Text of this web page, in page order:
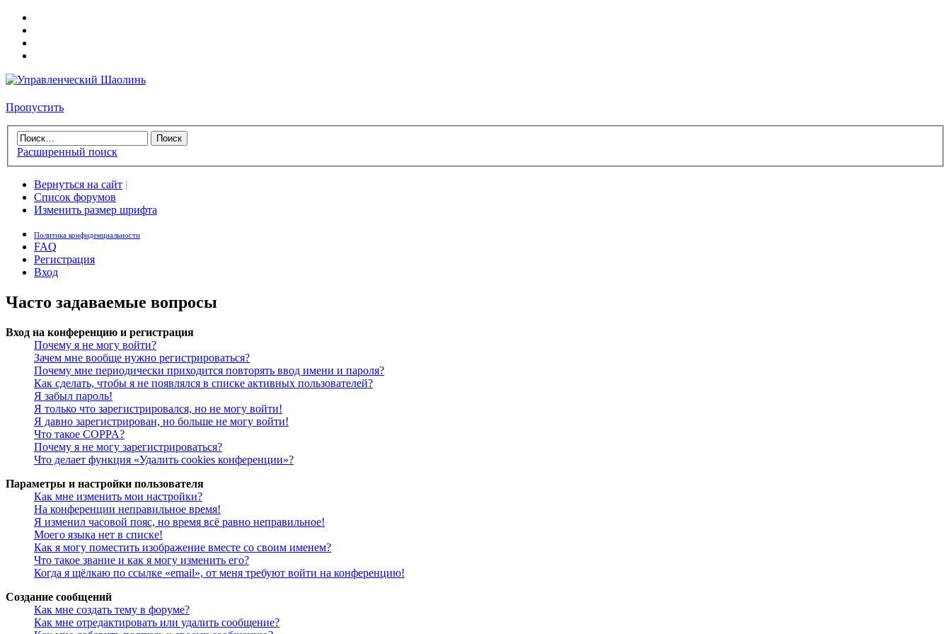
Пропустить
Расширенный поиск
Вернуться на сайт |
Список форумов
Изменить размер шрифта
Политика конфиденциальности
FAQ
Регистрация
Вход
Часто задаваемые вопросы
Вход на конференцию и регистрация
Почему я не могу войти?
Зачем мне вообще нужно регистрироваться?
Почему мне периодически приходится повторять ввод имени и пароля?
Как сделать, чтобы я не появлялся в списке активных пользователей?
Я забыл пароль!
Я только что зарегистрировался, но не могу войти!
Я давно зарегистрирован, но больше не могу войти!
Что такое COPPA?
Почему я не могу зарегистрироваться?
Что делает функция «Удалить cookies конференции»?
Параметры и настройки пользователя
Как мне изменить мои настройки?
На конференции неправильное время!
Я изменил часовой пояс, но время всё равно неправильное!
Моего языка нет в списке!
Как я могу поместить изображение вместе со своим именем?
Что такое звание и как я могу изменить его?
Когда я щёлкаю по ссылке «email», от меня требуют войти на конференцию!
Создание сообщений
Как мне создать тему в форуме?
Как мне отредактировать или удалить сообщение?